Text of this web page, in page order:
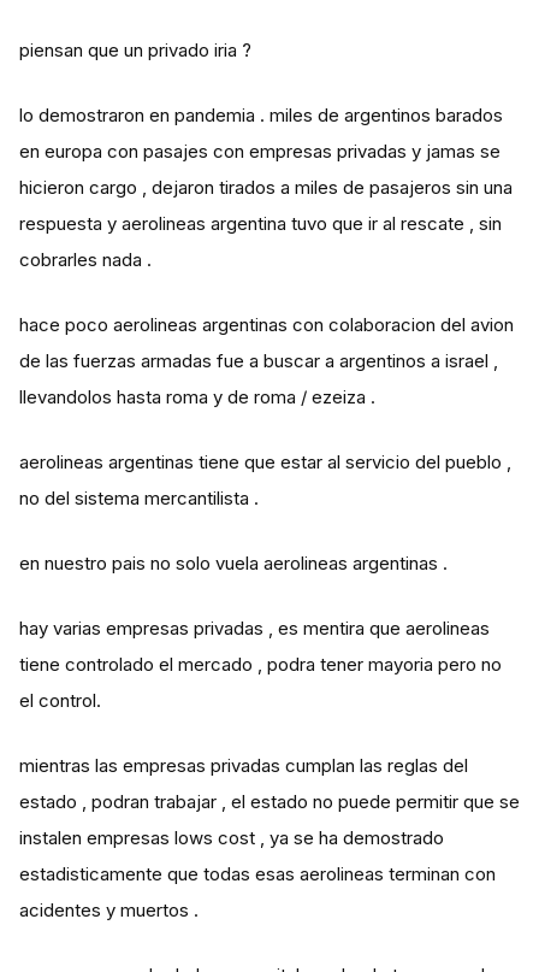
piensan que un privado iria ?
lo demostraron en pandemia . miles de argentinos barados
en europa con pasajes con empresas privadas y jamas se
hicieron cargo , dejaron tirados a miles de pasajeros sin una
respuesta y aerolineas argentina tuvo que ir al rescate , sin
cobrarles nada .
hace poco aerolineas argentinas con colaboracion del avion
de las fuerzas armadas fue a buscar a argentinos a israel ,
llevandolos hasta roma y de roma / ezeiza .
aerolineas argentinas tiene que estar al servicio del pueblo ,
no del sistema mercantilista .
en nuestro pais no solo vuela aerolineas argentinas .
hay varias empresas privadas , es mentira que aerolineas
tiene controlado el mercado , podra tener mayoria pero no
el control.
mientras las empresas privadas cumplan las reglas del
estado , podran trabajar , el estado no puede permitir que se
instalen empresas lows cost , ya se ha demostrado
estadisticamente que todas esas aerolineas terminan con
acidentes y muertos .